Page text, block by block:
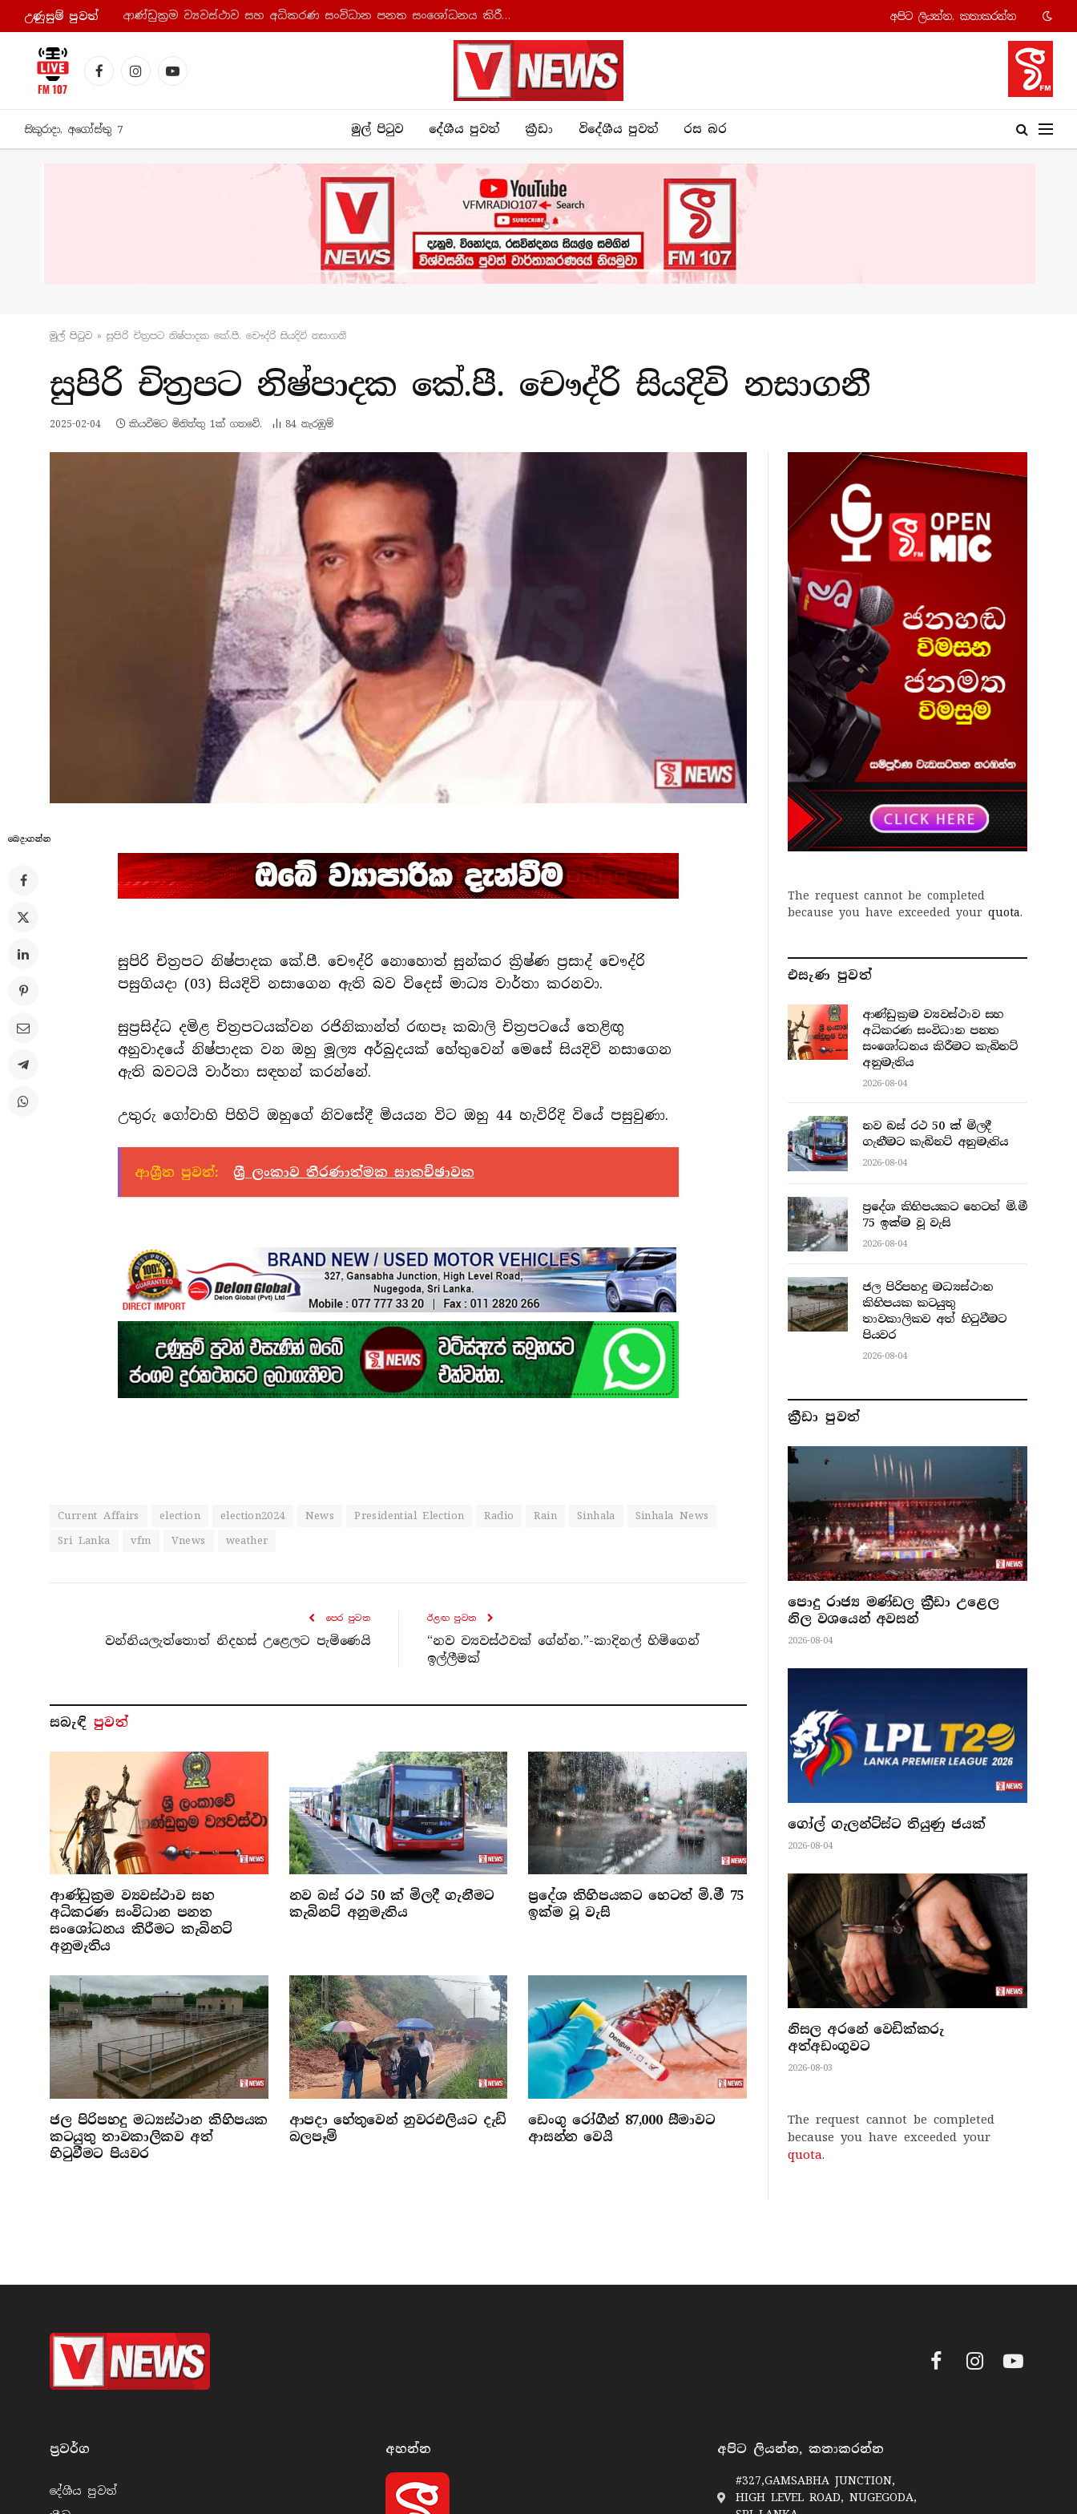
උණුසුම් පුව​ත් ආණ්ඩුක්‍රම ව්‍යවස්ථාව සහ අධිකරණ සංවිධාන පනත සංශෝධනය කිරීමට කැබිනට් අනුමැතිය අපි​ට ලියන්න, කතාකරන්​න
FacebookInstagramYouTube
සිකුරාදා, අගෝස්තු 7 මුල් පිටුව දේශීය පුව​ත් ක්‍රී​ඩා විදේශීය පුවත් රස බ​ර
මුල් පිටු​ව » සුපිරි චිත්‍රපට නිෂ්පාදක කේ.පී. චෞද්රි සියදිවි නසාගනී
සුපිරි චිත්‍රපට නිෂ්පාදක කේ.පී. චෞද්රි සියදිවි නසාගනී
2025-02-04 කියවීමට මිනිත්තු 1ක් ගතවේ. 84 නැරඹු​ම්
බෙදාගන්​න
සුපිරි චිත්‍රපට නිෂ්පාදක කේ.පී. චෞද්රි නොහොත් සුන්කර ක්‍රිෂ්ණ ප්‍රසාද් චෞද්රි
පසුගියදා (03) සියදිවි නසාගෙන ඇති බව විදෙස් මාධ්‍ය වාර්තා කරනවා.
සුප්‍රසිද්ධ දමිළ චිත්‍රපටයක්වන රජිනිකාන්ත් රඟපෑ කබාලි චිත්‍රපටයේ තෙළිඟු
අනුවාදයේ නිෂ්පාදක වන ඔහු මූල්‍ය අර්බුදයක් හේතුවෙන් මෙසේ සියදිවි නසාගෙන
ඇති බවටයි වාර්තා සඳහන් කරන්නේ.
උතුරු ගෝවාහි පිහිටි ඔහුගේ නිවසේදී මියයන විට ඔහු 44 හැවිරිදි වියේ පසුවුණා.
ආශ්‍රීත පුවත්: ශ්‍රී ලංකාව තීරණාත්මක සාකච්ඡාවක
Current Affairs election election2024 News Presidential Election Radio Rain Sinhala
Sinhala News
Sri Lanka
vfm Vnews weather
පෙර පුව​ත
වන්නියලැත්තොත් නිදහස් උළෙලට පැමිණෙයි
ඊළඟ පුව​ත
“නව ව්‍යවස්ථවක් ගේන්න.”-කාදිනල් හිමිගෙන්
ඉල්ලීමක්
සබැ​ඳි පුවත්
ආණ්ඩුක්‍රම ව්‍යවස්ථාව සහ
අධිකරණ සංවිධාන පනත
සංශෝධනය කිරීමට කැබිනට්
අනුමැතිය
නව බස් රථ 50 ක් මිලදී ගැනීමට
කැබිනට් අනුමැතිය
ප්‍රදේශ කිහිපයකට හෙටත් මි.මී 75
ඉක්ම වූ වැසි
ජල පිරිපහදු මධ්‍යස්ථාන කිහිපයක
කටයුතු තාවකාලිකව අත්
හිටුවීමට පියවර
ආපදා හේතුවෙන් නුවරඑලියට දැඩි
බලපෑම්
ඩෙංගු රෝගීන් 87,000 සීමාවට
ආසන්න වෙයි
The request cannot be completed
because you have exceeded your quota.
එසැණ පුව​ත්
ආණ්ඩුක්‍රම ව්‍යවස්ථාව සහ
අධිකරණ සංවිධාන පනත
සංශෝධනය කිරීමට කැබිනට්
අනුමැතිය
2026-08-04
නව බස් රථ 50 ක් මිලදී
ගැනීමට කැබිනට් අනුමැතිය
2026-08-04
ප්‍රදේශ කිහිපයකට හෙටත් මි.මී
75 ඉක්ම වූ වැසි
2026-08-04
ජල පිරිපහදු මධ්‍යස්ථාන
කිහිපයක කටයුතු
තාවකාලිකව අත් හිටුවීමට
පියවර
2026-08-04
ක්‍රීඩා පුවත්
පොදු රාජ්‍ය මණ්ඩල ක්‍රීඩා උළෙල
නිල වශයෙන් අවසන්
2026-08-04
ගෝල් ගැලන්ට්ස්ට තියුණු ජයක්
2026-08-04
නිසල අරනේ වෙඩික්කරු
අත්අඩංගුවට
2026-08-03
The request cannot be completed
because you have exceeded your
quota.
FacebookInstagramYouTube
ප්‍රවර්​ග
දේශීය පුව​ත්
අහන්​න අපිට ලියන්න, කතාකරන්න
#327,GAMSABHA JUNCTION,
HIGH LEVEL ROAD, NUGEGODA,